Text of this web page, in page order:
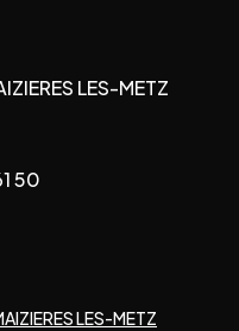
LES-METZ
50
LES-METZ